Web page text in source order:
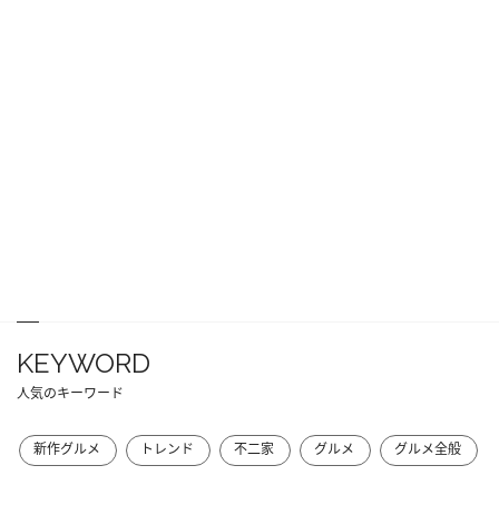
KEYWORD
人気のキーワード
新作グルメ トレンド 不二家 グルメ グルメ全般